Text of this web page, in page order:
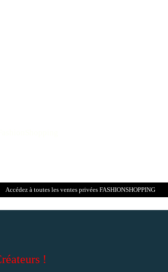
Accédez à toutes les ventes privées FASHIONSHOPPING
!